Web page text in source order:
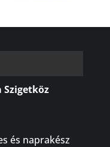
és naprakész